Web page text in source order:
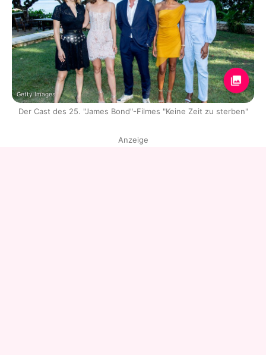
Getty Images
Der Cast des 25. "James Bond"-Filmes "Keine Zeit zu sterben"
Anzeige